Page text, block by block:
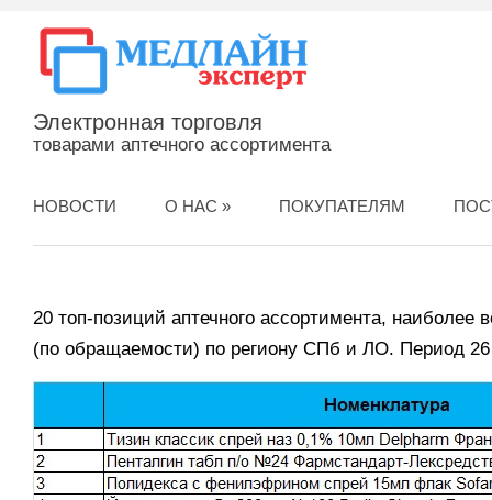
Электронная торговля
товарами аптечного ассортимента
НОВОСТИ О НАС » ПОКУПАТЕЛЯМ
20 топ-позиций аптечного ассортимента, наиболее
(по обращаемости) по региону СПб и ЛО. Период 26